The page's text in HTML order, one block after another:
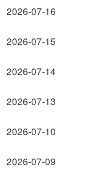
2026-07-16
2026-07-15
2026-07-14
2026-07-13
2026-07-10
2026-07-09